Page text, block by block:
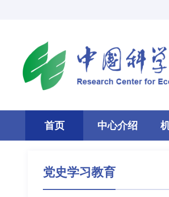
首页 中心介绍
党史学习教育